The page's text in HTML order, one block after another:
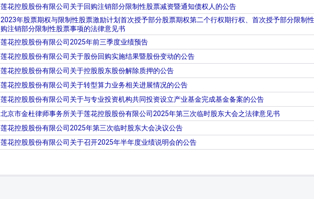
莲花控股股份有限公司关于回购注销部分限制性股票减资暨通知债权人的公告
2023年股票期权与限制性股票激励计划首次授予部分股票期权第二个行权期行权、首次授予部分限制
购注销部分限制性股票事项的法律意见书
莲花控股股份有限公司2025年前三季度业绩预告
莲花控股股份有限公司关于股份回购实施结果暨股份变动的公告
莲花控股股份有限公司关于控股股东股份解除质押的公告
莲花控股股份有限公司关于转型算力业务相关进展情况的公告
莲花控股股份有限公司关于与专业投资机构共同投资设立产业基金完成基金备案的公告
北京市金杜律师事务所关于莲花控股股份有限公司2025年第三次临时股东大会之法律意见书
莲花控股股份有限公司2025年第三次临时股东大会决议公告
莲花控股股份有限公司关于召开2025年半年度业绩说明会的公告